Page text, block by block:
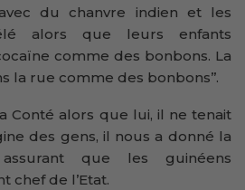
du chanvre indien et les
alors que leurs enfants
comme des bonbons. La
la rue comme des bonbons’’.
Conté alors que lui, il ne tenait
des gens, il nous a donné la
assurant que les guinéens
chef de l’Etat.